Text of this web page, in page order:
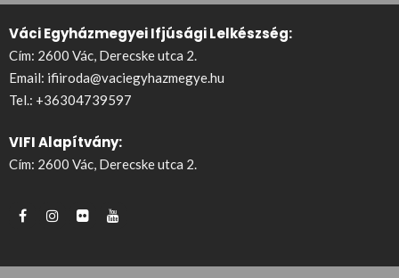
Váci Egyházmegyei Ifjúsági Lelkészség:
Cím: 2600 Vác, Derecske utca 2.
Email: ifiiroda@vaciegyhazmegye.hu
Tel.: +36304739597
VIFI Alapítvány:
Cím: 2600 Vác, Derecske utca 2.